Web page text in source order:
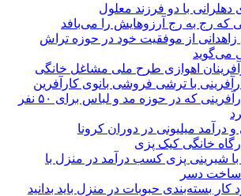
دهلرانی با دو فرزند معلول
که رج به رج آرزوهایش را می‌بافد
زاهدانی از موفقیت خود در حوزه تراش
می‌گوید
اهوازی طرح ملی مشاغل خانگی
با ترشی فروشی بانوی کارآفرین
روایت بانوی کارآفرینی که در حوزه مد و لباس برای ۵۰ نفر
میلیونی در دوران کرونا
خانگی کیک پزی
شیرینی پزی کسب درآمد در منزل با
ساخت دسر
کار بسته‌بندی حبوبات در منزل باید بدانید